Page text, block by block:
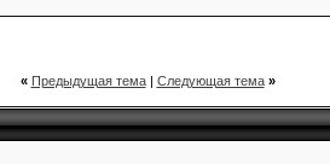
« Предыдущая тема| Следующая тема »